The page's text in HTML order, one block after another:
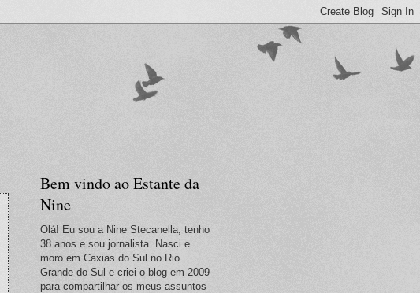
Bem vindo ao Estante da
Nine
Olá! Eu sou a Nine Stecanella, tenho
38 anos e sou jornalista. Nasci e
moro em Caxias do Sul no Rio
Grande do Sul e criei o blog em 2009
para compartilhar os meus assuntos